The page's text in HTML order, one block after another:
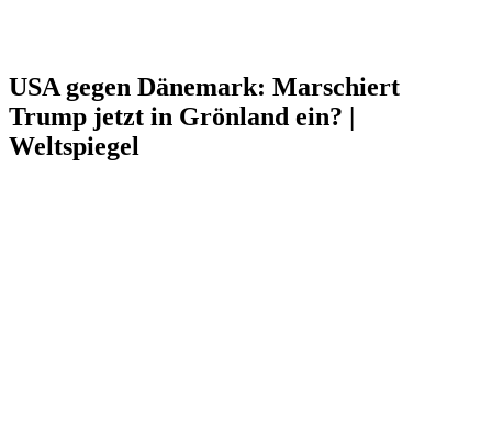
USA gegen Dänemark: Marschiert
Trump jetzt in Grönland ein? |
Weltspiegel